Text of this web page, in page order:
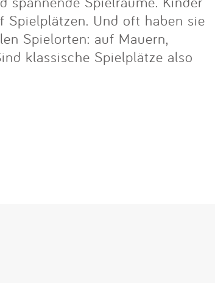
Und oft haben sie
Spielorten: auf Mauern,
klassische Spielplätze also